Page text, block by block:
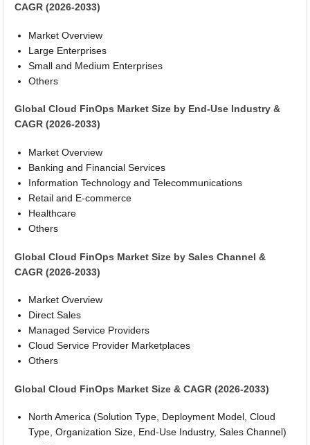
CAGR (2026-2033)
Market Overview
Large Enterprises
Small and Medium Enterprises
Others
Global Cloud FinOps Market Size by End-Use Industry &
CAGR (2026-2033)
Market Overview
Banking and Financial Services
Information Technology and Telecommunications
Retail and E-commerce
Healthcare
Others
Global Cloud FinOps Market Size by Sales Channel &
CAGR (2026-2033)
Market Overview
Direct Sales
Managed Service Providers
Cloud Service Provider Marketplaces
Others
Global Cloud FinOps Market Size & CAGR (2026-2033)
North America (Solution Type, Deployment Model, Cloud
Type, Organization Size, End-Use Industry, Sales Channel)